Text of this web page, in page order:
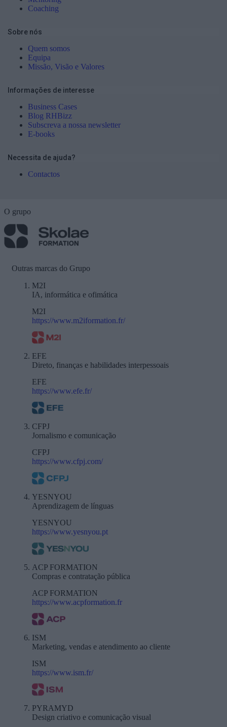
Coaching
Sobre nós
Quem somos
Equipa
Missão, Visão e Valores
Informações de interesse
Business Cases
Blog RHBizz
Subscreva a nossa newsletter
E-books
Necessita de ajuda?
Contactos
O grupo
Outras marcas do Grupo
M2I
IA, informática e ofimática
M2I
https://www.m2iformation.fr/
EFE
Direto, finanças e habilidades interpessoais
EFE
https://www.efe.fr/
CFPJ
Jornalismo e comunicação
CFPJ
https://www.cfpj.com/
YESNYOU
Aprendizagem de línguas
YESNYOU
https://www.yesnyou.pt
ACP FORMATION
Compras e contratação pública
ACP FORMATION
https://www.acpformation.fr
ISM
Marketing, vendas e atendimento ao cliente
ISM
https://www.ism.fr/
PYRAMYD
Design criativo e comunicação visual